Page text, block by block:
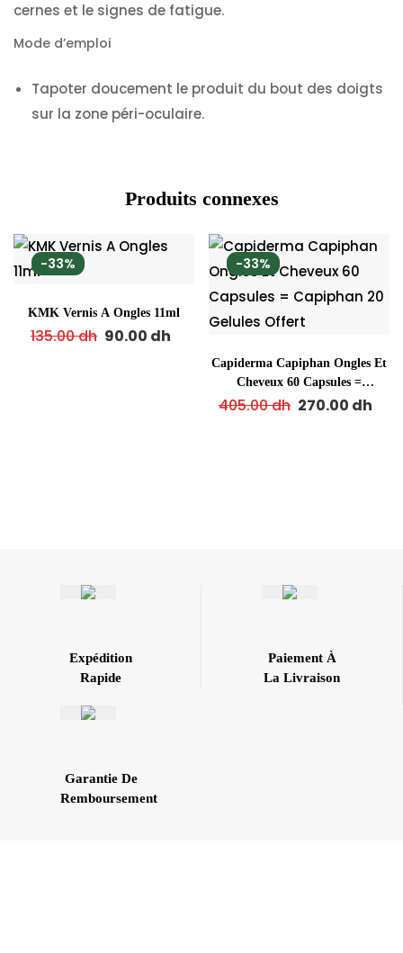
cernes et le signes de fatigue.
Mode d’emploi
Tapoter doucement le produit du bout des doigts
sur la zone péri-oculaire.
Produits connexes
-33%
KMK Vernis A Ongles 11ml
135.00dh 90.00 dh
-33%
Capiderma Capiphan Ongles Et
Cheveux 60 Capsules =
Capiphan 20 Gelules Offert
405.00dh 270.00 dh
Paiement À
La Livraison
Expédition
Rapide
Garantie De
Remboursement